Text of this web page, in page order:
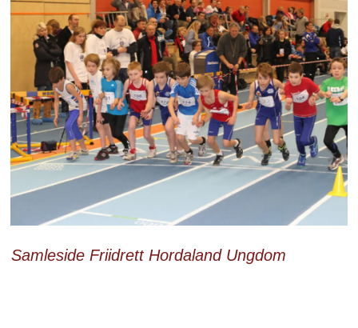
Samleside Friidrett Hordaland Ungdom